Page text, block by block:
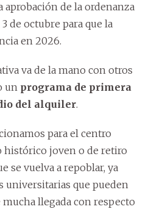
aprobación de la ordenanza
de octubre para que la
en 2026.
va de la mano con otros
un programa de primera
del alquiler.
para el centro
histórico joven o de retiro
se vuelva a repoblar, ya
universitarias que pueden
llegada con respecto